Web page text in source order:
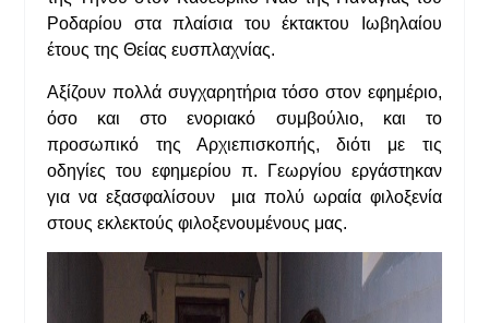
Ροδαρίου στα πλαίσια του έκτακτου Ιωβηλαίου
έτους της Θείας ευσπλαχνίας.
Αξίζουν πολλά συγχαρητήρια τόσο στον εφημέριο,
όσο και στο ενοριακό συμβούλιο, και το
προσωπικό της Αρχιεπισκοπής, διότι με τις
οδηγίες του εφημερίου π. Γεωργίου εργάστηκαν
για να εξασφαλίσουν μια πολύ ωραία φιλοξενία
στους εκλεκτούς φιλοξενουμένους μας.